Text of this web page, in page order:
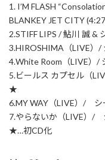
1. I’M FLASH
BLANKEY JET CITY
2.STIFF LIPS / 鮎川 誠 &
3.HIROSHIMA（LIVE）
4.White Room（LIVE）/
5.ビールス カプセル（
★
6.MY WAY（LIVE）/ シ
7.やらないか（LIVE）/
★…初CD化